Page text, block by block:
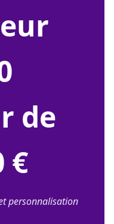
de
€
personnalisation